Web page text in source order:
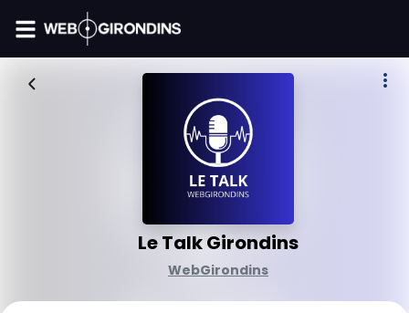
FIL INFO
Le Talk Girondins
WebGirondins